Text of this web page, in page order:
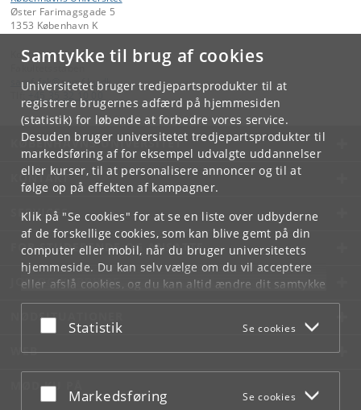
Samtykke til brug af cookies
Universitetet bruger tredjepartsprodukter til at
registrere brugernes adfærd på hjemmesiden
(statistik) for løbende at forbedre vores service.
Desuden bruger universitetet tredjepartsprodukter til
markedsføring af for eksempel udvalgte uddannelser
eller kurser, til at personalisere annoncer og til at
følge op på effekten af kampagner.
Klik på "Se cookies" for at se en liste over udbyderne
af de forskellige cookies, som kan blive gemt på din
computer eller mobil, når du bruger universitetets
hjemmeside. Du kan selv vælge om du vil acceptere
eller afslå cookies, og du kan altid ændre dit samtykke
underCookie- og privatlivspolitiksom du finder i
bunden af hver side.
Acceptér eller afslå
Statistik Se cookies
Acceptér eller afslå
Markedsføring Se cookies
Øster Farimagsgade 5
1353 København K
Kontakt:
Fakultetsstaben
samf-fak @samf.ku.dk
KØBENHAVNS UNIVERSITET
KONTAKT
SERVICES
FOR STUDERENDE OG ANSATTE
JOB OG KARRIERE
NØDSITUATIONER
WEB
MØD KU PÅ